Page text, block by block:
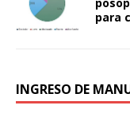
para
INGRESO DE